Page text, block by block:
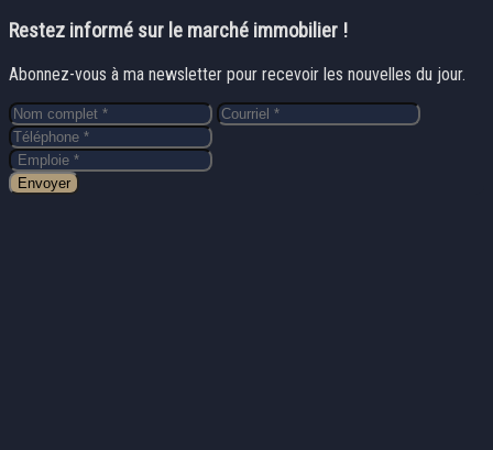
Restez informé sur le marché immobilier !
Abonnez-vous à ma newsletter pour recevoir les nouvelles du jour.
Envoyer